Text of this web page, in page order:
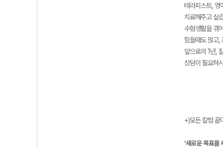
테라피스트, 영
치료해주고 싶
수험생활을 겪
힘들때도 많고,
앞으로의 1년,
상담이 필요하
+)모든 칼럼 끝
'새로운 목표를